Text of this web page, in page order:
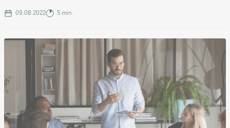
09.08.2022 5 min.